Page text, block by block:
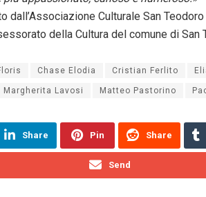
dall’Associazione Culturale San
della Cultura del comune di San
Chase Elodia Cristian Ferlito
Margherita Lavosi Matteo Pastorino
Share Pin Share
Send